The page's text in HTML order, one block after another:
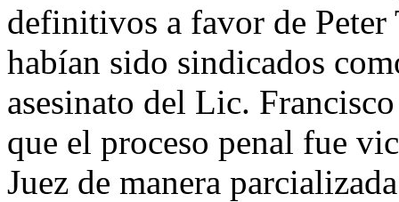
definitivos a favor de Peter
habían sido sindicados
asesinato del Lic.
que el proceso penal fue
Juez de manera